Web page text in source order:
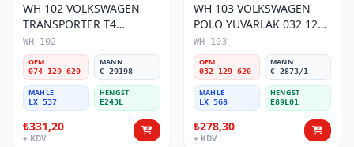
WH 102 VOLKSWAGEN
TRANSPORTER T4
(SÜNGERSiZ) 074 129 620
Hava Filtresi
WH 102
OEM
074 129 620
MANN
C 29198
MAHLE
LX 537
HENGST
E243L
₺331,20
+ KDV
WH 103 VOLKSWAGEN
POLO YUVARLAK 032 129
620 Hava Filtresi
WH 103
OEM
032 129 620
MANN
C 2873/1
MAHLE
LX 568
HENGST
E89L01
₺278,30
+ KDV